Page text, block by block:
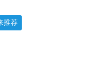
推荐